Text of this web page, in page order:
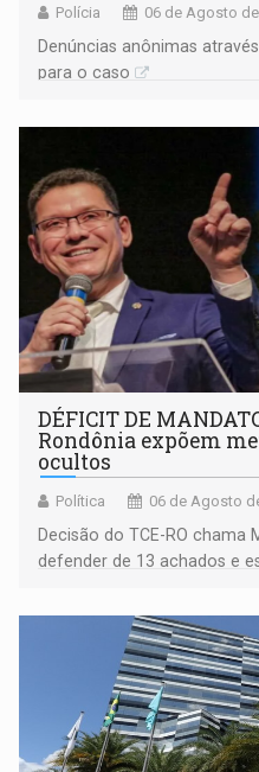
Polícia 06 de Agosto
Denúncias anônimas
para o caso
DÉFICIT DE
Rondônia expõem
ocultos
Política 06 de Agosto
Decisão do TCE-RO chama
defender de 13 achados e
mandato